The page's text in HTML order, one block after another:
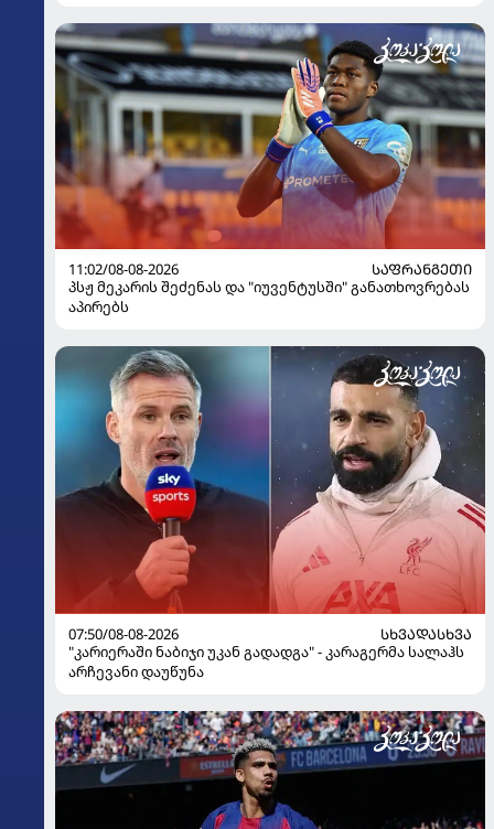
11:02/08-08-2026
ᲡᲐᲤᲠᲐᲜᲒᲔᲗᲘ
პსჟ მეკარის შეძენას და "იუვენტუსში" განათხოვრებას
აპირებს
07:50/08-08-2026
ᲡᲮᲕᲐᲓᲐᲡᲮᲕᲐ
"კარიერაში ნაბიჯი უკან გადადგა" - კარაგერმა სალაჰს
არჩევანი დაუწუნა